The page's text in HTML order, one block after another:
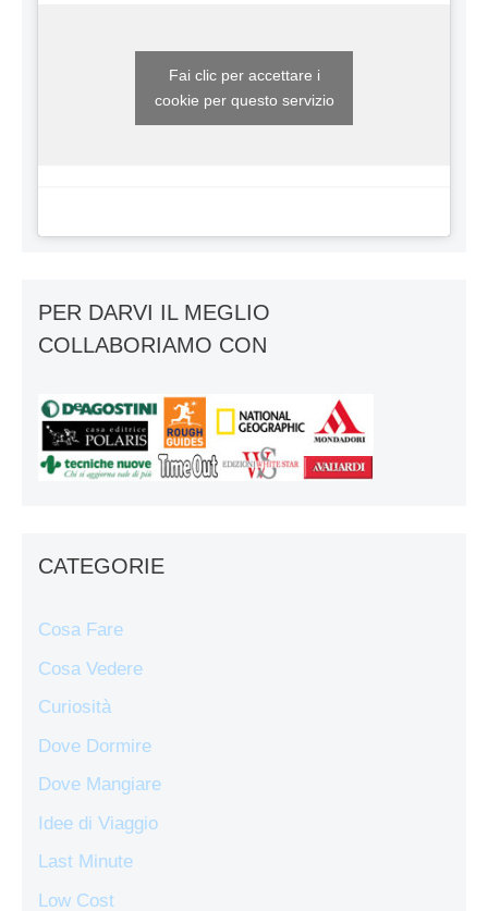
Fai clic per accettare i
cookie per questo servizio
PER DARVI IL MEGLIO
COLLABORIAMO CON
CATEGORIE
Cosa Fare
Cosa Vedere
Curiosità
Dove Dormire
Dove Mangiare
Idee di Viaggio
Last Minute
Low Cost